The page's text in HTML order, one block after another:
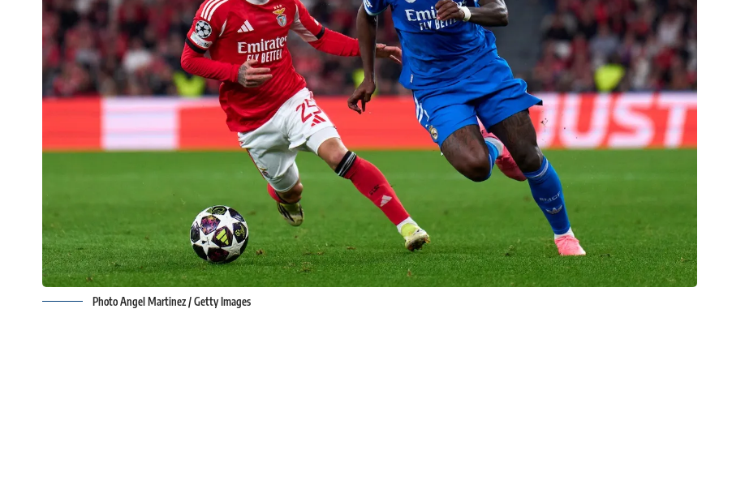
Photo Angel Martinez / Getty Images